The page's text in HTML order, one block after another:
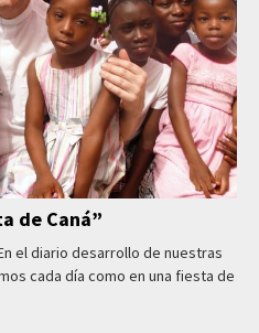
de Caná”
el diario desarrollo de nuestras
cada día como en una fiesta de